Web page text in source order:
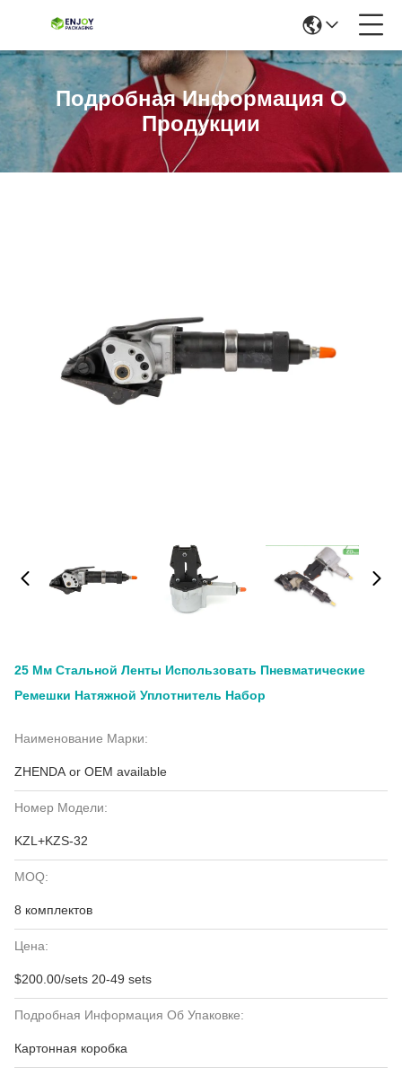
Подробная Информация О
Продукции
25 Мм Стальной Ленты Использовать Пневматические
Ремешки Натяжной Уплотнитель Набор
Наименование Марки:
ZHENDA or OEM available
Номер Модели:
KZL+KZS-32
MOQ:
8 комплектов
Цена:
$200.00/sets 20-49 sets
Подробная Информация Об Упаковке:
Картонная коробка